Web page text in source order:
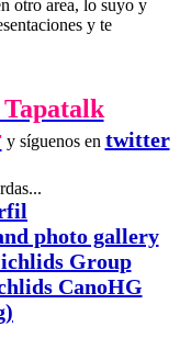
otro area, lo suyo y
y te
y síguenos en twitter
photo gallery
Group
CanoHG